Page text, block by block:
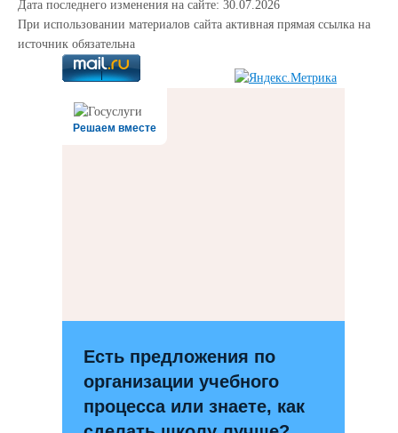
Дата последнего изменения на сайте: 30.07.2026
При использовании материалов сайта активная прямая ссылка на
источник обязательна
Решаем вместе
Есть предложения по
организации учебного
процесса или знаете, как